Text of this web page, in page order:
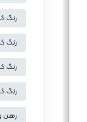
رنگ
رنگ
رنگ
رنگ
رهن